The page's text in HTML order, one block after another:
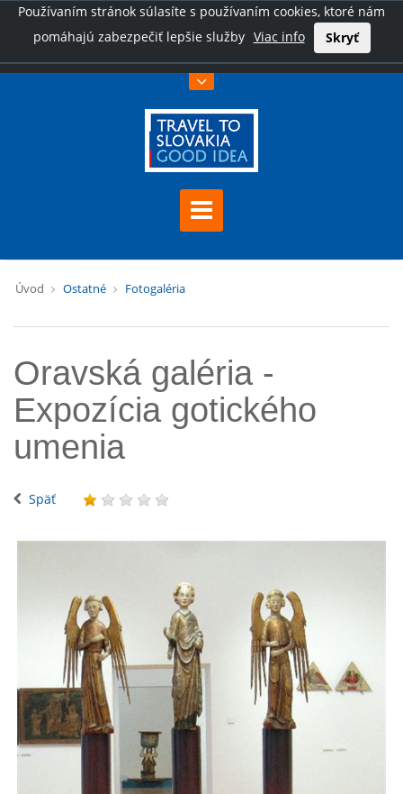
Používaním stránok súlasíte s používaním cookies, ktoré nám
pomáhajú zabezpečiť lepšie služby Viac info Skryť
Úvod Ostatné Fotogaléria
Oravská galéria -
Expozícia gotického
umenia
Späť